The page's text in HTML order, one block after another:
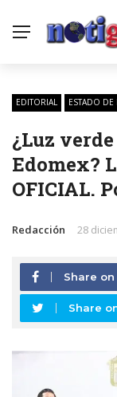
EDITORIAL ESTADO DE
¿Luz
Edomex?
OFICIAL.
Redacción 28
Share
Share